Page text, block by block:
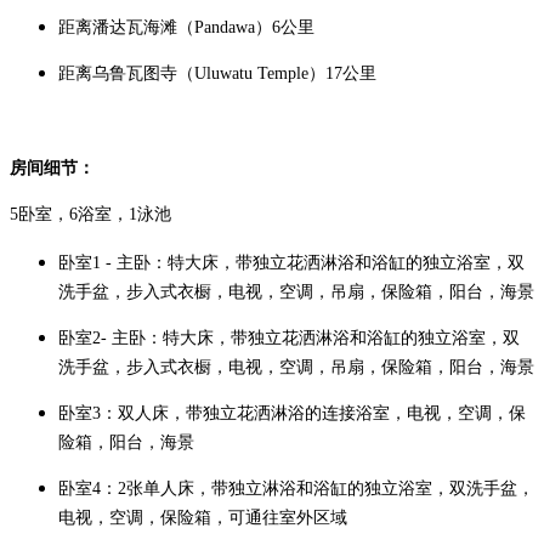
距离潘达瓦海滩（Pandawa）6公里
距离乌鲁瓦图寺（Uluwatu Temple）17公里
房间细节：
5卧室，6浴室，1泳池
卧室1 - 主卧：特大床，带独立花洒淋浴和浴缸的独立浴室，双
洗手盆，步入式衣橱，电视，空调，吊扇，保险箱，阳台，海景
卧室2- 主卧：特大床，带独立花洒淋浴和浴缸的独立浴室，双
洗手盆，步入式衣橱，电视，空调，吊扇，保险箱，阳台，海景
卧室3：双人床，带独立花洒淋浴的连接浴室，电视，空调，保
险箱，阳台，海景
卧室4：2张单人床，带独立淋浴和浴缸的独立浴室，双洗手盆，
电视，空调，保险箱，可通往室外区域